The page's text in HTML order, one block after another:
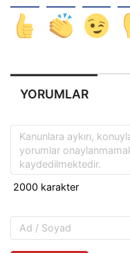
YORUMLAR